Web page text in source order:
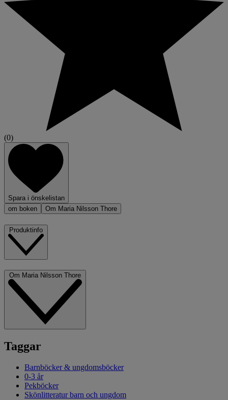
(0)
Spara i önskelistan
om boken
Om Maria Nilsson Thore
Taggar
Barnböcker & ungdomsböcker
0-3 år
Pekböcker
Skönlitteratur barn och ungdom